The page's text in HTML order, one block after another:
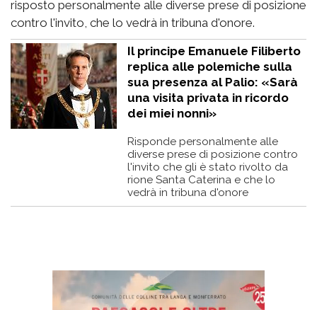
risposto personalmente alle diverse prese di posizione
contro l'invito, che lo vedrà in tribuna d'onore.
Il principe Emanuele Filiberto
replica alle polemiche sulla
sua presenza al Palio: «Sarà
una visita privata in ricordo
dei miei nonni»
Risponde personalmente alle
diverse prese di posizione contro
l'invito che gli è stato rivolto da
rione Santa Caterina e che lo
vedrà in tribuna d'onore